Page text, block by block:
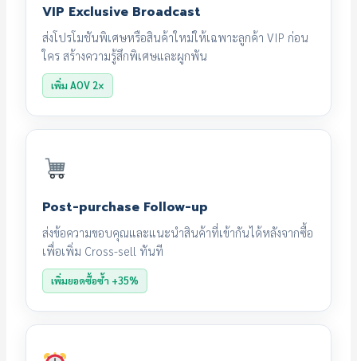
VIP Exclusive Broadcast
ส่งโปรโมชันพิเศษหรือสินค้าใหม่ให้เฉพาะลูกค้า VIP ก่อน
ใคร สร้างความรู้สึกพิเศษและผูกพัน
เพิ่ม AOV 2×
Post-purchase Follow-up
ส่งข้อความขอบคุณและแนะนำสินค้าที่เข้ากันได้หลังจากซื้อ
เพื่อเพิ่ม Cross-sell ทันที
เพิ่มยอดซื้อซ้ำ +35%